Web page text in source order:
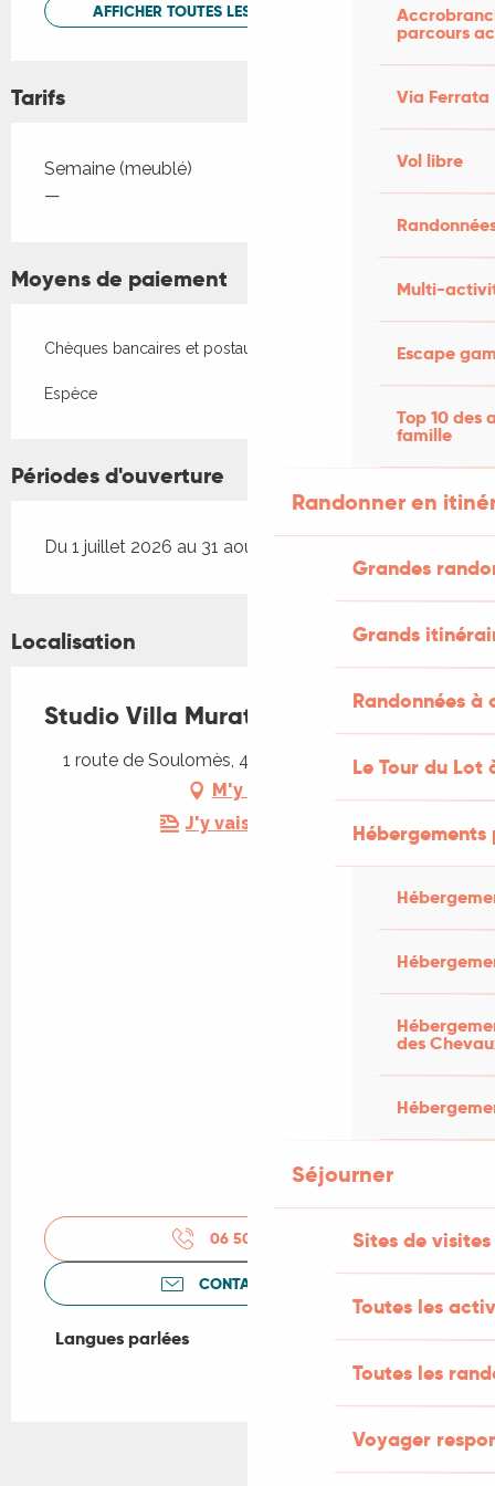
parcours
Via Ferrata
Vol libre
Multi-
Escape
Top 10 des
famille
Randonner en
Grandes
Grands
Randonnées
Le Tour du Lot
des
Séjourner
Sites de visites
Toutes les
Toutes les
Voyager
AFFICHER TOUTES LES PRESTATIONS
Tarifs
Tarifs 2026
Semaine (meublé)
—
Moyens de paiement
Chèques bancaires et postaux
Espèce
Périodes d'ouverture
Du 1 juillet 2026 au 31 août 2026
Localisation
Studio Villa Murat
1 route de Soulomès, 46240 Cœur de Causse
M'y rendre
J'y vais en train !
06 50 85 27
CONTACTEZ-NOUS
Langues parlées
Langues parlées